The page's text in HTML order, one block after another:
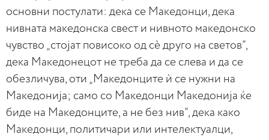
основни постулати: дека се Македонци, дека
нивната македонска свест и нивното македонско
чувство „стојат повисоко од сè друго на светов“,
дека Македонецот не треба да се слева и да се
обезличува, оти „Македонците ѝ се нужни на
Македонија; само со Македонци Македонија ќе
биде на Македонците, а не без нив“, дека како
Македонци, политичари или интелектуалци,